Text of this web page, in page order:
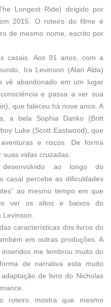
Longest Ride) dirigido por
2015. O roteiro do filme é
de mesmo nome, escrito por
casais. Aos 91 anos, com a
Ira Levinson (Alan Alda)
vê abandonado em um lugar
e passa a ver sua
que faleceu há nove anos. A
a bela Sophia Danko (Britt
Luke (Scott Eastwood), que
e riscos. De forma
vidas cruzadas.
ao longo do
casal percebe as dificuldades
ao mesmo tempo em que
ver os altos e baixos do
características dos livros do
em outras produções. A
me lembrou muito do
de narrativa esta muito
de livro do Nicholas
roteiro mostra que mesmo